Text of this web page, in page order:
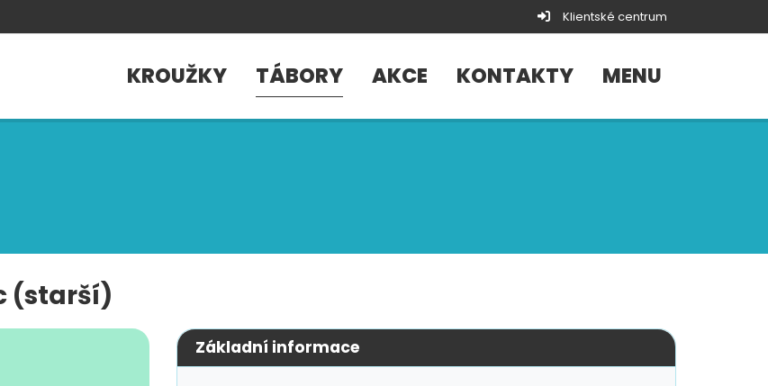
Klientské centrum
KROUŽKY TÁBORY AKCE KONTAKTY MENU
(starší)
Základní informace